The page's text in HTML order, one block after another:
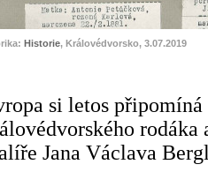
Historie, Královédvorsko, 3.07.2019
si letos
rodáka
Jana Václava